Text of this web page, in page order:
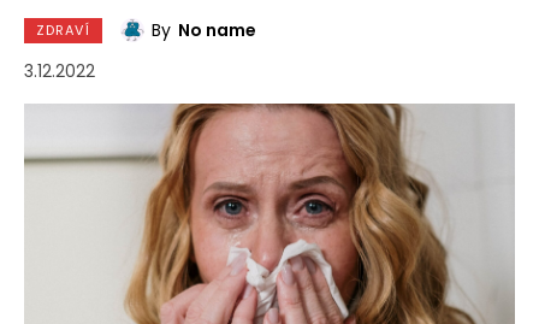
ZDRAVÍ By No name
3.12.2022